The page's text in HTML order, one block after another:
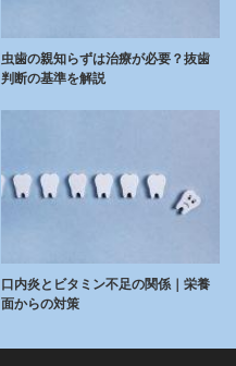
虫歯の親知らずは治療が必要？抜歯
判断の基準を解説
口内炎とビタミン不足の関係｜栄養
面からの対策